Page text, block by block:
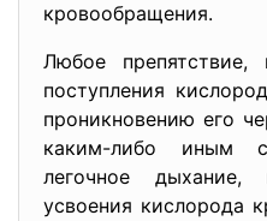
кровообращения.
Любое
поступления
проникновению его
каким-либо иным
легочное дыхание,
усвоения кислорода